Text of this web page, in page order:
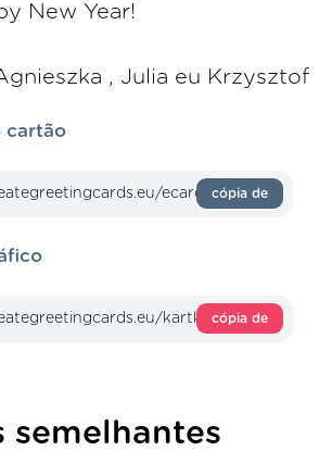
New Year!
, Julia eu Krzysztof
cartão
cópia de
cópia de
semelhantes